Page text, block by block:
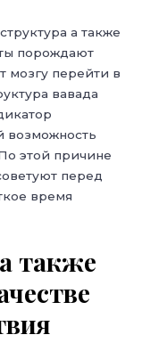
а также
порождают
мозгу перейти в
вавада
возможность
этой причине
перед
время
также